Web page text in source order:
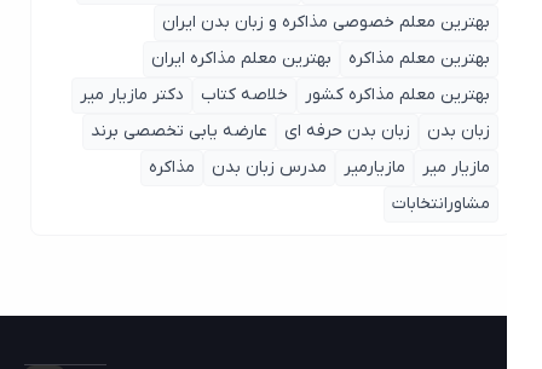
بهترین معلم خصوصی مذاکره و زبان بدن ایران
بهترین معلم مذاکره
بهترین معلم مذاکره ایران
بهترین معلم مذاکره کشور
خلاصه کتاب
دکتر مازیار میر
زبان بدن
زبان بدن حرفه ای
عارضه یابی تخصصی برند
مازیار میر
مازیارمیر مدرس زبان بدن
مذاکره
مشاورانتخابات